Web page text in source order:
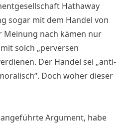
Hathaway
sogar mit dem Handel von
Meinung nach kämen nur
solch „perversen
Der Handel sei „anti-
Doch woher dieser
Argument, habe